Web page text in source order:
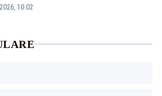
pentru bănci și fondurile de
10:02